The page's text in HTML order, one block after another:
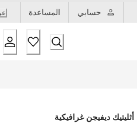
حسابي المساعدة
ديفيجن غرافيكية